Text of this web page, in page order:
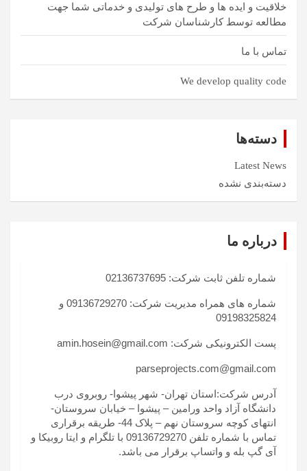
خلاقیت و ایده ها و طرح های تولیدی و خدماتی شما جهت
مطالعه توسط کارشناسان شرکت
تماس با ما
We develop quality code
دسته‌ها
Latest News
دسته‌بندی نشده
درباره ما
شماره تلفن ثابت شرکت: 02136737695
شماره های همراه مدیریت شرکت: 09136729270 و
09198325824
پست الکترونیکی شرکت: amin.hosein@gmail.com
parseprojects.com@gmail.com
آدرس شرکت:استان تهران- شهر پیشوا- روبروی درب
دانشگاه آزاد واحد ورامین – پیشوا – خیابان سروستان-
انتهای کوچه سروستان نهم – پلاک 44- طریقه برقراری
تماس با شماره تلفن 09136729270 با تلگرام و ایتا روبیکا و
آی گپ بله و واتساپ برقرار می باشد.